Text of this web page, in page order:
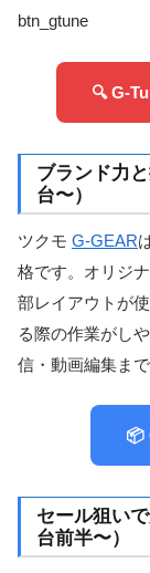
btn_gtune
🔍 G-
ブランド力
台〜）
ツクモ G-GEAR
格です。オリジ
部レイアウトが
る際の作業がし
信・動画編集ま
📦
セール狙い
台前半〜）